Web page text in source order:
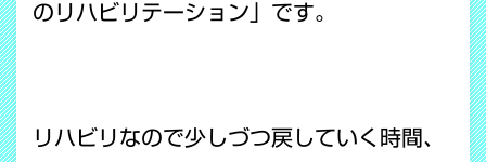
のリハビリテーション」です。
リハビリなので少しづつ戻していく時間、